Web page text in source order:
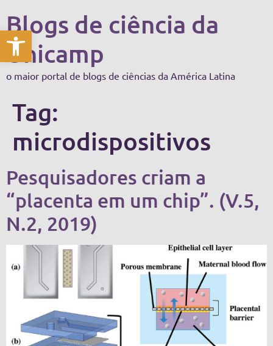
Abrir a barra de ferramentas
Blogs de ciência da
Unicamp
o maior portal de blogs de ciências da América Latina
Tag:
microdispositivos
Pesquisadores criam a
“placenta em um chip”. (V.5,
N.2, 2019)